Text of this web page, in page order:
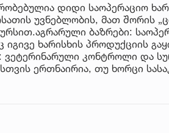
დიდი საოპერაციო
უვნებლობის, მათ შორის
ბაზრები:
ხარისხის პროდუქციის
ვეტერინარული კონტროლი და
ერთნაირია, თუ ხორცი